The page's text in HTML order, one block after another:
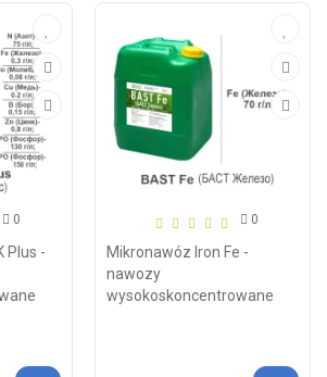
0
Plus -
0
Mikronawóz Iron Fe -
nawozy
wysokoskoncentrowane